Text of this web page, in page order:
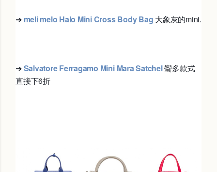
➔ meli melo Halo Mini Cross Body Bag 大象灰的mini.
➔Salvatore Ferragamo Mini Mara Satchel 蠻多款式
直接下6折